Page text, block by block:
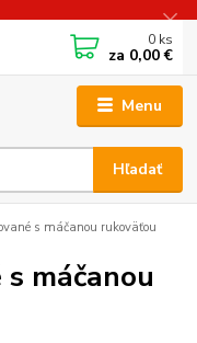
Menu
Hľadať
0 ks
za 0,00 €
s máčanou rukoväťou
máčanou